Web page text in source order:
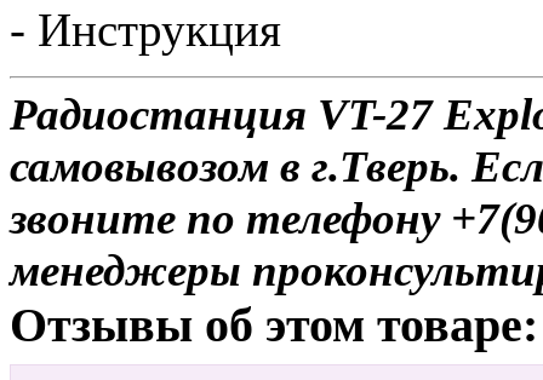
- Инструкция
Радиостанция VT-27
самовывозом в г.Тверь.
звоните по телефону
менеджеры
Отзывы об этом товаре: